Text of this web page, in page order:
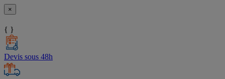
×
{ }
Devis sous 48h